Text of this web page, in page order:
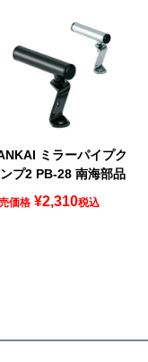
ミラーパイプク
プ2 PB-28 南海部品
価格 ¥2,310税込